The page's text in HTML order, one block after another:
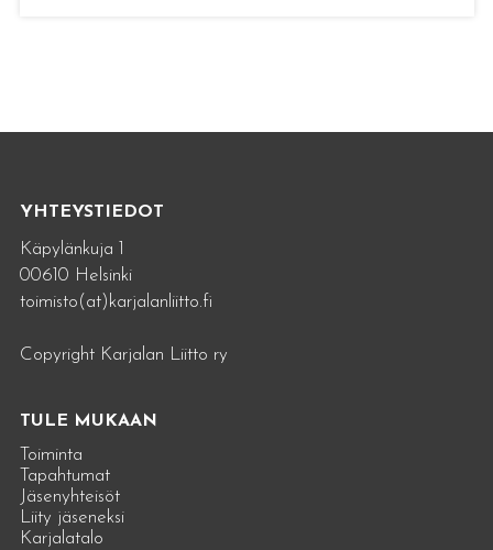
YHTEYSTIEDOT
Käpylänkuja 1
00610 Helsinki
toimisto(at)karjalanliitto.fi
Copyright Karjalan Liitto ry
TULE MUKAAN
Toiminta
Tapahtumat
Jäsenyhteisöt
Liity jäseneksi
Karjalatalo